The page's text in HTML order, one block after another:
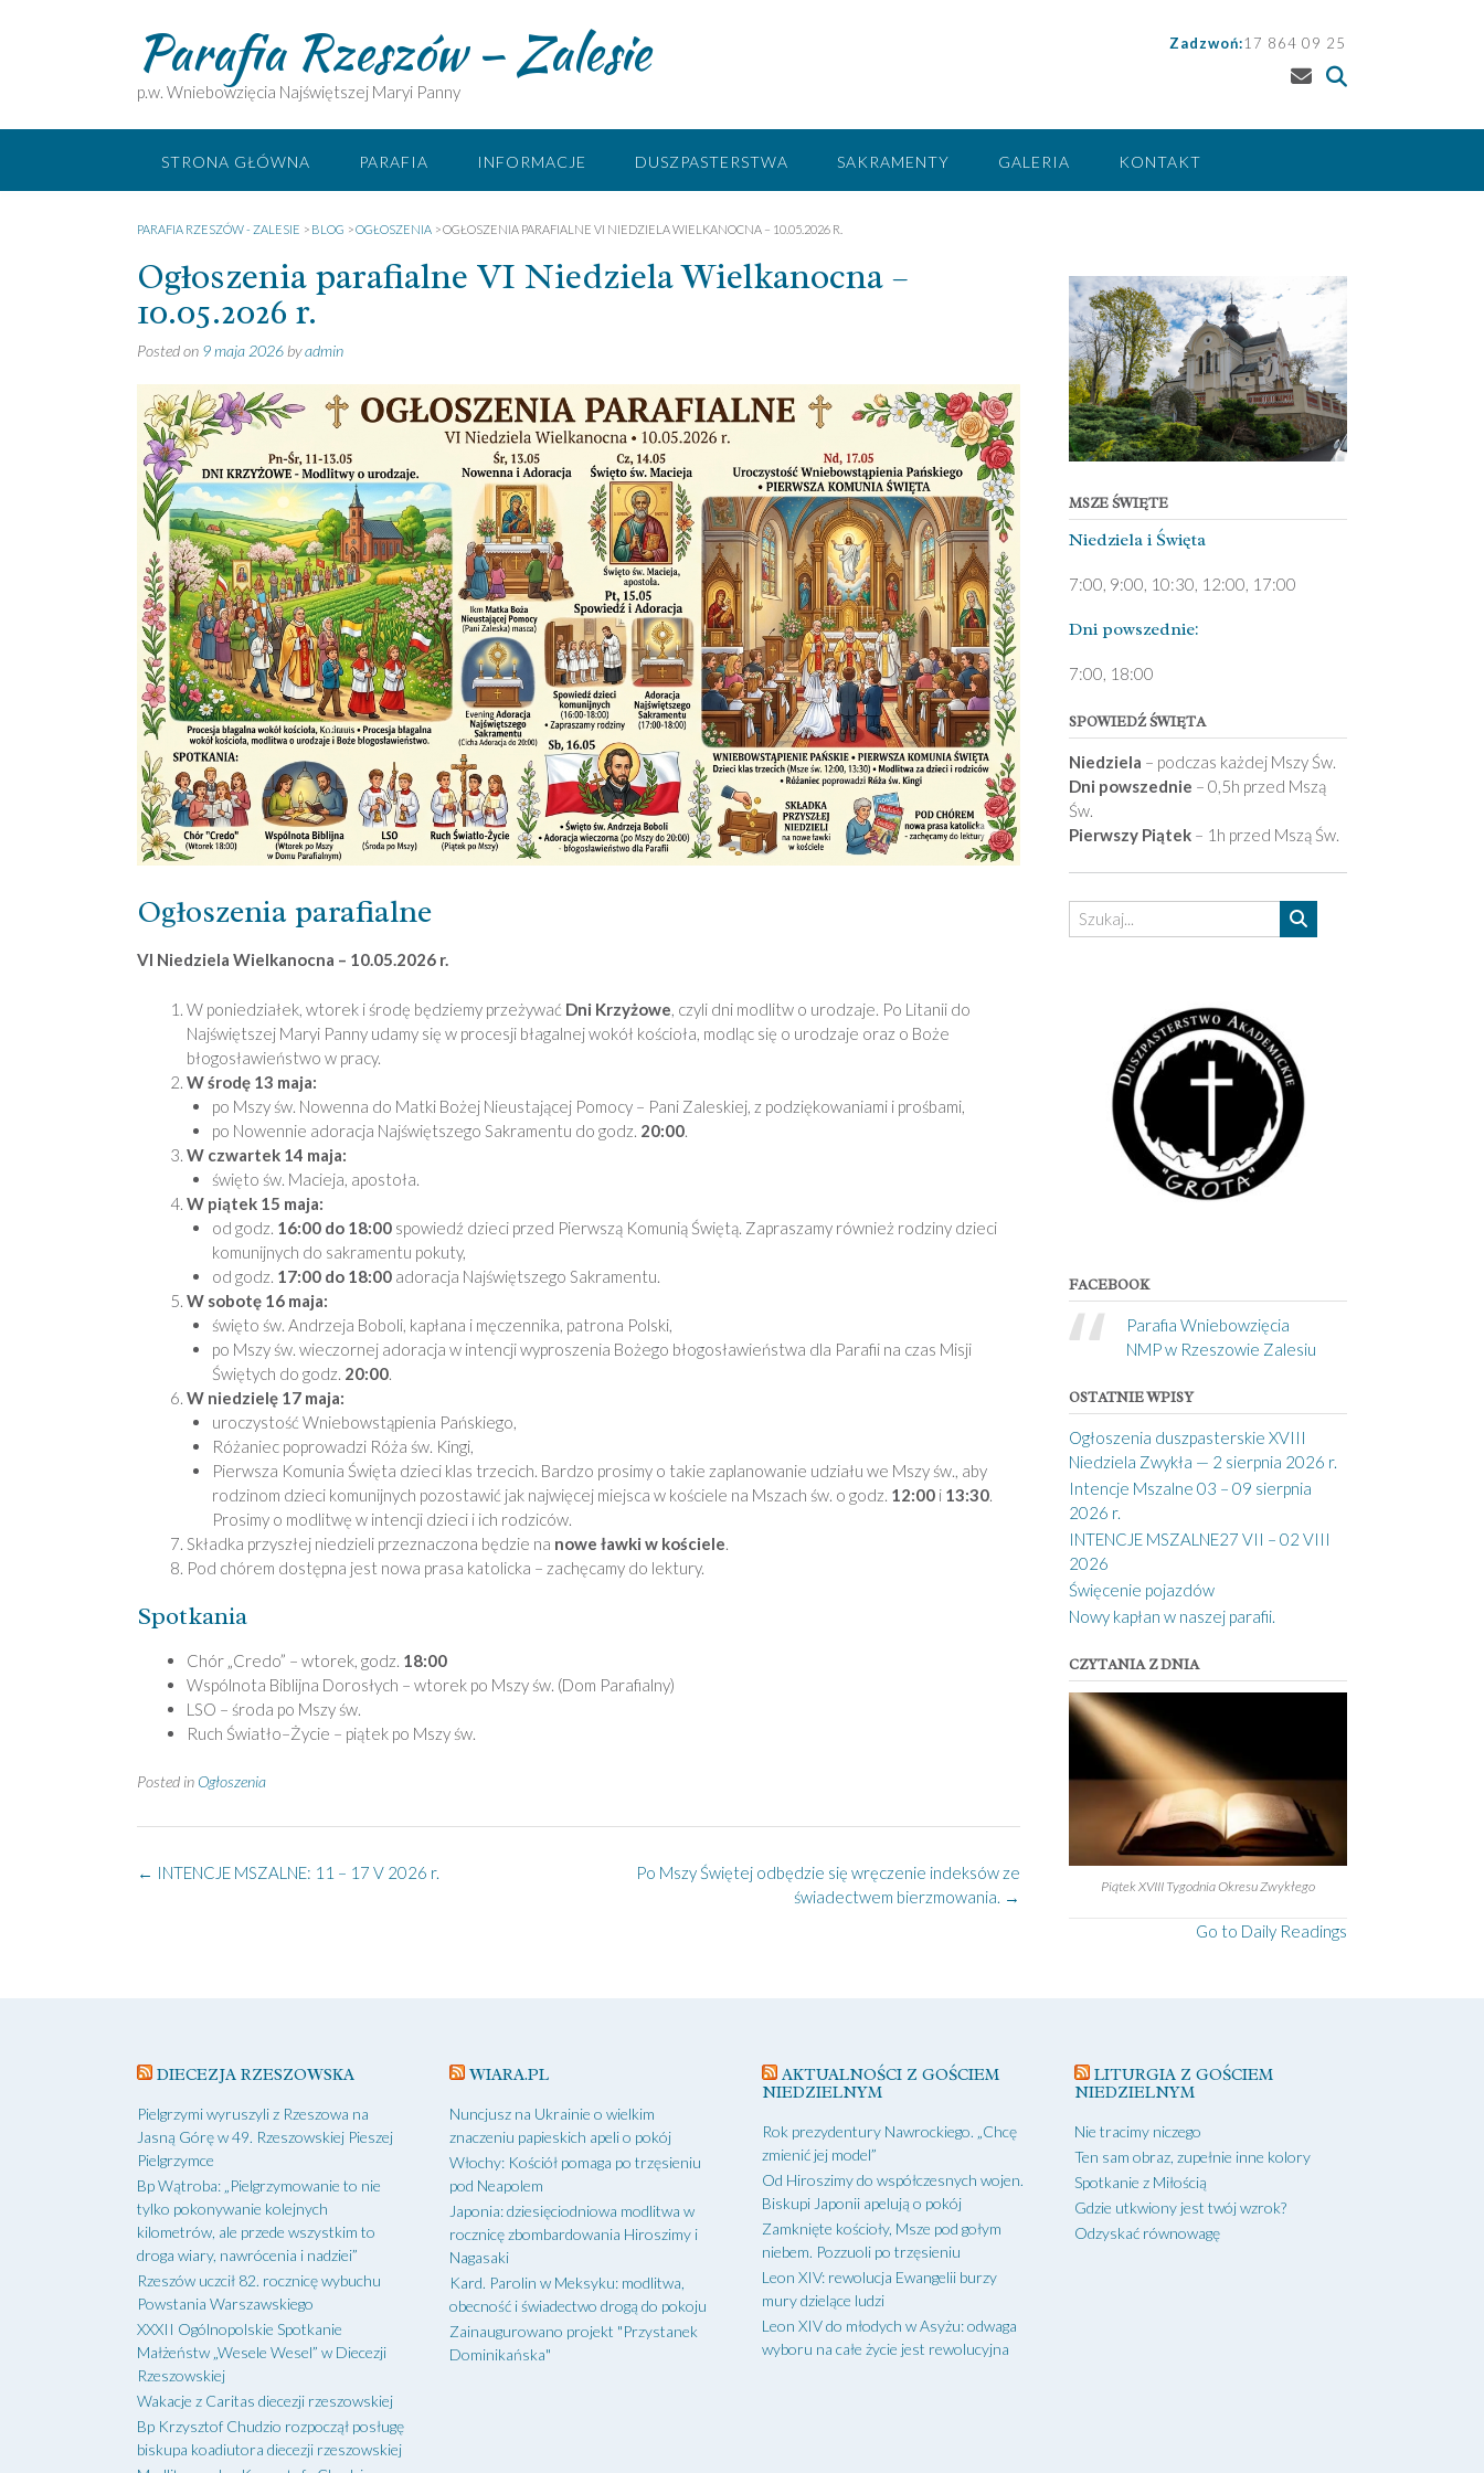
Parafia Rzeszów – Zalesie
p.w. Wniebowzięcia Najświętszej Maryi Panny
Zadzwoń:17 864 09 25
STRONA GŁÓWNA PARAFIA INFORMACJE DUSZPASTERSTWA SAKRAMENTY GALERIA KONTAKT
PARAFIA RZESZÓW - ZALESIE > BLOG >OGŁOSZENIA >OGŁOSZENIA PARAFIALNE VI NIEDZIELA WIELKANOCNA – 10.05.2026 R.
Ogłoszenia parafialne VI Niedziela Wielkanocna –
10.05.2026 r.
Posted on 9 maja 2026 byadmin
Ogłoszenia parafialne
VI Niedziela Wielkanocna – 10.05.2026 r.
W poniedziałek, wtorek i środę będziemy przeżywać Dni Krzyżowe , czyli dni modlitw o urodzaje. Po Litanii do
Najświętszej Maryi Panny udamy się w procesji błagalnej wokół kościoła, modląc się o urodzaje oraz o Boże
błogosławieństwo w pracy.
W środę 13 maja:
po Mszy św. Nowenna do Matki Bożej Nieustającej Pomocy – Pani Zaleskiej, z podziękowaniami i prośbami,
po Nowennie adoracja Najświętszego Sakramentu do godz. 20:00.
W czwartek 14 maja:
święto św. Macieja, apostoła.
W piątek 15 maja:
od godz. 16:00 do 18:00spowiedź dzieci przed Pierwszą Komunią Świętą. Zapraszamy również rodziny dzieci
komunijnych do sakramentu pokuty,
od godz. 17:00 do 18:00adoracja Najświętszego Sakramentu.
W sobotę 16 maja:
święto św. Andrzeja Boboli, kapłana i męczennika, patrona Polski,
po Mszy św. wieczornej adoracja w intencji wyproszenia Bożego błogosławieństwa dla Parafii na czas Misji
Świętych do godz. 20:00.
W niedzielę 17 maja:
uroczystość Wniebowstąpienia Pańskiego,
Różaniec poprowadzi Róża św. Kingi,
Pierwsza Komunia Święta dzieci klas trzecich. Bardzo prosimy o takie zaplanowanie udziału we Mszy św., aby
rodzinom dzieci komunijnych pozostawić jak najwięcej miejsca w kościele na Mszach św. o godz. 12:00i 13:30.
Prosimy o modlitwę w intencji dzieci i ich rodziców.
Składka przyszłej niedzieli przeznaczona będzie na nowe ławki w kościele
Pod chórem dostępna jest nowa prasa katolicka – zachęcamy do lektury.
Spotkania
Chór „Credo” – wtorek, godz. 18:00
Wspólnota Biblijna Dorosłych – wtorek po Mszy św. (Dom Parafialny)
LSO – środa po Mszy św.
Ruch Światło–Życie – piątek po Mszy św.
Posted in Ogłoszenia
Post
Po Mszy Świętej odbędzie się wręczenie indeksów ze
świadectwem bierzmowania. →
← INTENCJE MSZALNE: 11 – 17 V 2026 r.
MSZE ŚWIĘTE
Niedziela ­i Święta
7:00, 9:00, 10:30, 12:00, 17:00
Dni pows­zednie:
7­:00, 18:00­
SPOWIEDŹ ŚWIĘTA
Niedziela – podczas każdej Mszy Św.
Dni powszednie – 0,5h przed Mszą
Św.
Pierwszy Piątek– 1h przed Mszą Św.
FACEBOOK
Parafia Wniebowzięcia
NMP w Rzeszowie Zalesiu
OSTATNIE WPISY
Ogłoszenia duszpasterskie XVIII
Niedziela Zwykła — 2 sierpnia 2026 r.
Intencje Mszalne 03 – 09 sierpnia
2026 r.
INTENCJE MSZALNE27 VII – 02 VIII
2026
Święcenie pojazdów
Nowy kapłan w naszej parafii.
CZYTANIA Z DNIA
Piątek XVIII Tygodnia Okresu Zwykłego
Go to Daily Readings
DIECEZJA RZESZOWSKA
Pielgrzymi wyruszyli z Rzeszowa na
Jasną Górę w 49. Rzeszowskiej Pieszej
Pielgrzymce
Bp Wątroba: „Pielgrzymowanie to nie
tylko pokonywanie kolejnych
kilometrów, ale przede wszystkim to
droga wiary, nawrócenia i nadziei”
Rzeszów uczcił 82. rocznicę wybuchu
Powstania Warszawskiego
XXXII Ogólnopolskie Spotkanie
Małżeństw „Wesele Wesel” w Diecezji
Rzeszowskiej
Wakacje z Caritas diecezji rzeszowskiej
Bp Krzysztof Chudzio rozpoczął posługę
biskupa koadiutora diecezji rzeszowskiej
WIARA.PL
Nuncjusz na Ukrainie o wielkim
znaczeniu papieskich apeli o pokój
Włochy: Kościół pomaga po trzęsieniu
pod Neapolem
Japonia: dziesięciodniowa modlitwa w
rocznicę zbombardowania Hiroszimy i
Nagasaki
Kard. Parolin w Meksyku: modlitwa,
obecność i świadectwo drogą do pokoju
Zainaugurowano projekt "Przystanek
Dominikańska"
AKTUALNOŚCI Z GOŚCIEM
NIEDZIELNYM
Rok prezydentury Nawrockiego. „Chcę
zmienić jej model”
Od Hiroszimy do współczesnych wojen.
Biskupi Japonii apelują o pokój
Zamknięte kościoły, Msze pod gołym
niebem. Pozzuoli po trzęsieniu
Leon XIV: rewolucja Ewangelii burzy
mury dzielące ludzi
Leon XIV do młodych w Asyżu: odwaga
wyboru na całe życie jest rewolucyjna
LITURGIA Z GOŚCIEM
NIEDZIELNYM
Nie tracimy niczego
Ten sam obraz, zupełnie inne kolory
Spotkanie z Miłością
Gdzie utkwiony jest twój wzrok?
Odzyskać równowagę